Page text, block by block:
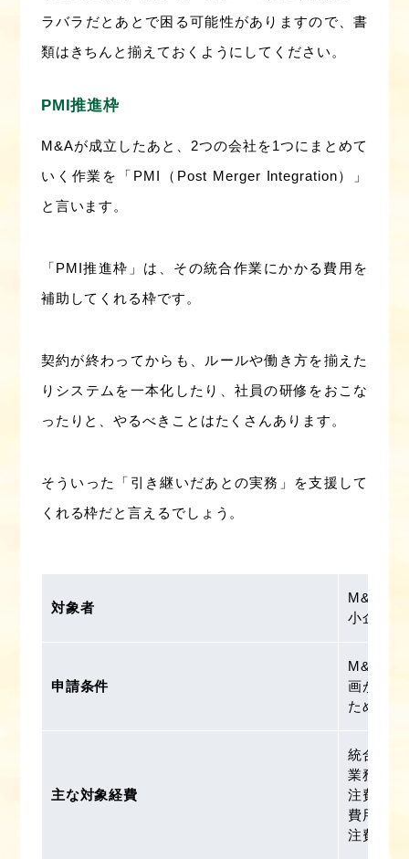
ラバラだとあとで困る可能性がありますので、書
類はきちんと揃えておくようにしてください。
PMI推進枠
M&Aが成立したあと、2つの会社を1つにまとめて
いく作業を「PMI（Post Merger Integration）」
と言います。
「PMI推進枠」は、その統合作業にかかる費用を
補助してくれる枠です。
契約が終わってからも、ルールや働き方を揃えた
りシステムを一本化したり、社員の研修をおこな
ったりと、やるべきことはたくさんあります。
そういった「引き継いだあとの実務」を支援して
くれる枠だと言えるでしょう。
対象者
M&Aが
小企業
申請条件
M&A成
画があ
ための
主な対象経費
統合作
業務の
注費シ
費用社
注費 な